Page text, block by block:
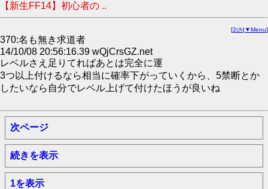
【新生FF14】初心者の ..
[2ch| ▼Menu]
370:名も無き求道者
14/10/08 20:56:16.39 wQjCrsGZ.net
レベルさえ足りてればあとは完全に運
3つ以上付けるなら相当に確率下がっていくから、5禁断とか
したいなら自分でレベル上げて付けたほうが良いね
次ページ
続きを表示
1を表示